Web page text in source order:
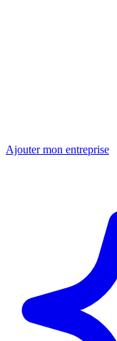
Ajouter mon entreprise